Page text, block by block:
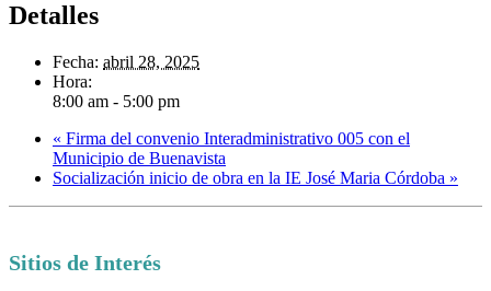
Detalles
Fecha: abril 28, 2025
Hora:
8:00 am - 5:00 pm
« Firma del convenio Interadministrativo 005 con el
Municipio de Buenavista
Socialización inicio de obra en la IE José Maria Córdoba »
Sitios de Interés